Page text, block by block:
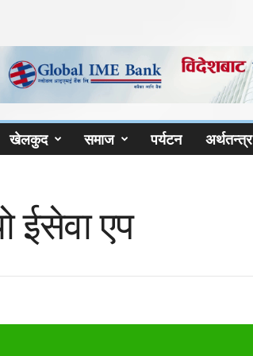
खेलकुद समाज पर्यटन अर्थतन्त्र
ईसेवा एप